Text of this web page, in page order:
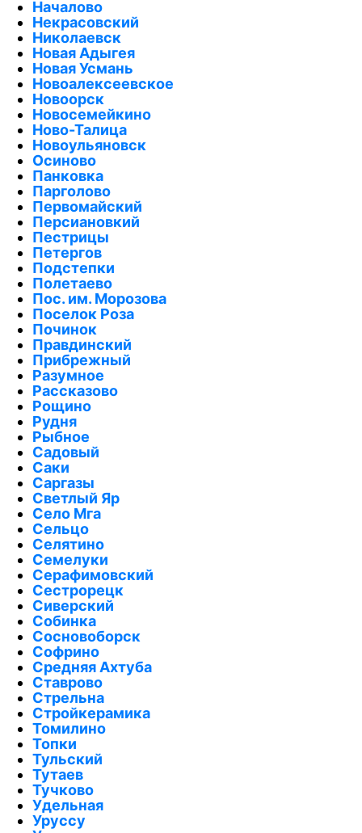
Началово
Некрасовский
Николаевск
Новая Адыгея
Новая Усмань
Новоалексеевское
Новоорск
Новосемейкино
Ново-Талица
Новоульяновск
Осиново
Панковка
Парголово
Первомайский
Персиановкий
Пестрицы
Петергов
Подстепки
Полетаево
Пос. им. Морозова
Поселок Роза
Починок
Правдинский
Прибрежный
Разумное
Рассказово
Рощино
Рудня
Рыбное
Садовый
Саки
Саргазы
Светлый Яр
Село Мга
Сельцо
Селятино
Семелуки
Серафимовский
Сестрорецк
Сиверский
Собинка
Сосновоборск
Софрино
Средняя Ахтуба
Ставрово
Стрельна
Стройкерамика
Томилино
Топки
Тульский
Тутаев
Тучково
Удельная
Уруссу